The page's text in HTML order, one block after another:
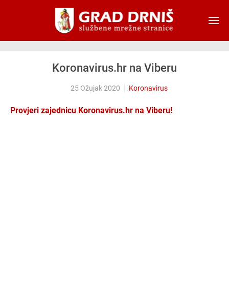
Skip to main content
Koronavirus.hr na Viberu
25 Ožujak 2020 Koronavirus
Provjeri zajednicu Koronavirus.hr na Viberu!